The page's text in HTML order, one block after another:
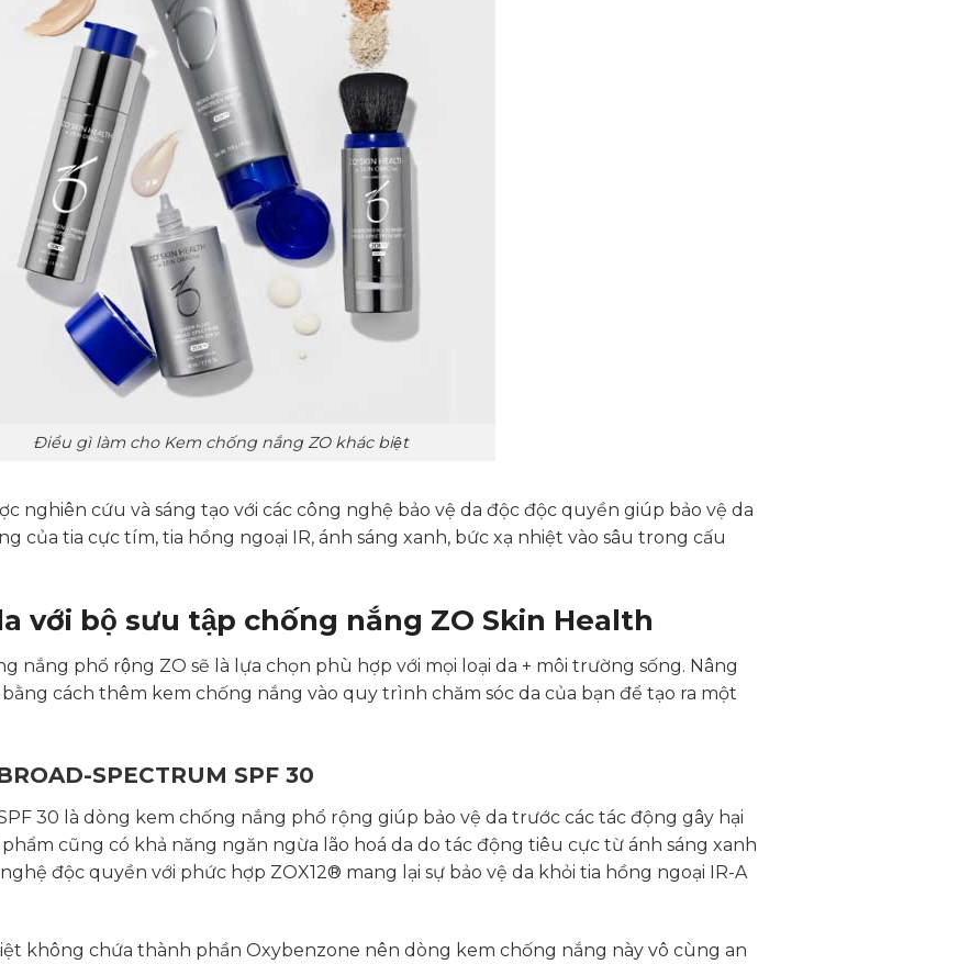
Điều gì làm cho Kem chống nắng ZO khác biệt
nghiên cứu và sáng tạo với các công nghệ bảo vệ da độc độc quyền giúp bảo vệ da
của tia cực tím, tia hồng ngoại IR, ánh sáng xanh, bức xạ nhiệt vào sâu trong cấu
với bộ sưu tập chống nắng ZO Skin Health
nắng phổ rộng ZO sẽ là lựa chọn phù hợp với mọi loại da + môi trường sống. Nâng
cách thêm kem chống nắng vào quy trình chăm sóc da của bạn để tạo ra một
SPECTRUM SPF 30
30 là dòng kem chống nắng phổ rộng giúp bảo vệ da trước các tác động gây hại
cũng có khả năng ngăn ngừa lão hoá da do tác động tiêu cực từ ánh sáng xanh
độc quyền với phức hợp ZOX12® mang lại sự bảo vệ da khỏi tia hồng ngoại IR-A
không chứa thành phần Oxybenzone nên dòng kem chống nắng này vô cùng an